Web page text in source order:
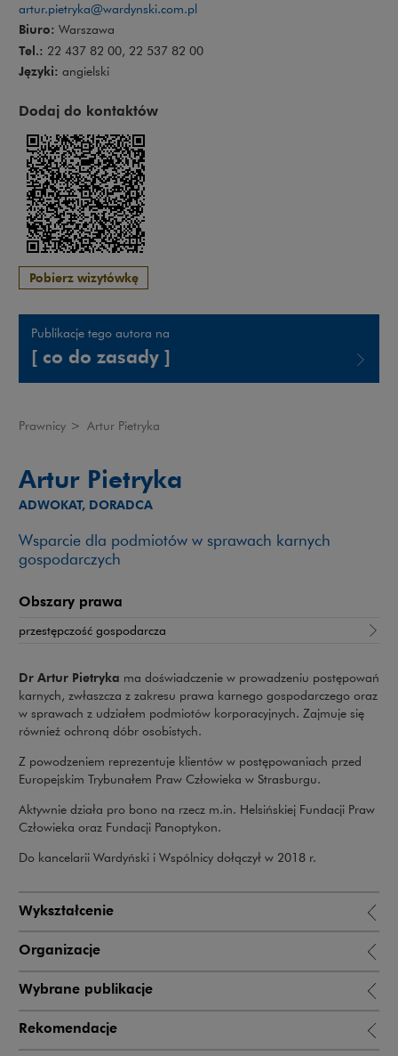
artur.pietryka@wardynski.com.pl
Biuro: Warszawa
Tel.: 22 437 82 00, 22 537 82 00
Języki: angielski
Dodaj do kontaktów
Pobierz wizytówkę
Publikacje tego autora na
[ co do zasady ]
Prawnicy > Artur Pietryka
Artur Pietryka
ADWOKAT, DORADCA
Wsparcie dla podmiotów w sprawach karnych
gospodarczych
Obszary prawa
przestępczość gospodarcza
Dr Artur Pietryka ma doświadczenie w prowadzeniu postępowań
karnych, zwłaszcza z zakresu prawa karnego gospodarczego oraz
w sprawach z udziałem podmiotów korporacyjnych. Zajmuje się
również ochroną dóbr osobistych.
Z powodzeniem reprezentuje klientów w postępowaniach przed
Europejskim Trybunałem Praw Człowieka w Strasburgu.
Aktywnie działa pro bono na rzecz m.in. Helsińskiej Fundacji Praw
Człowieka oraz Fundacji Panoptykon.
Do kancelarii Wardyński i Wspólnicy dołączył w 2018 r.
Wykształcenie
Organizacje
Wybrane publikacje
Rekomendacje